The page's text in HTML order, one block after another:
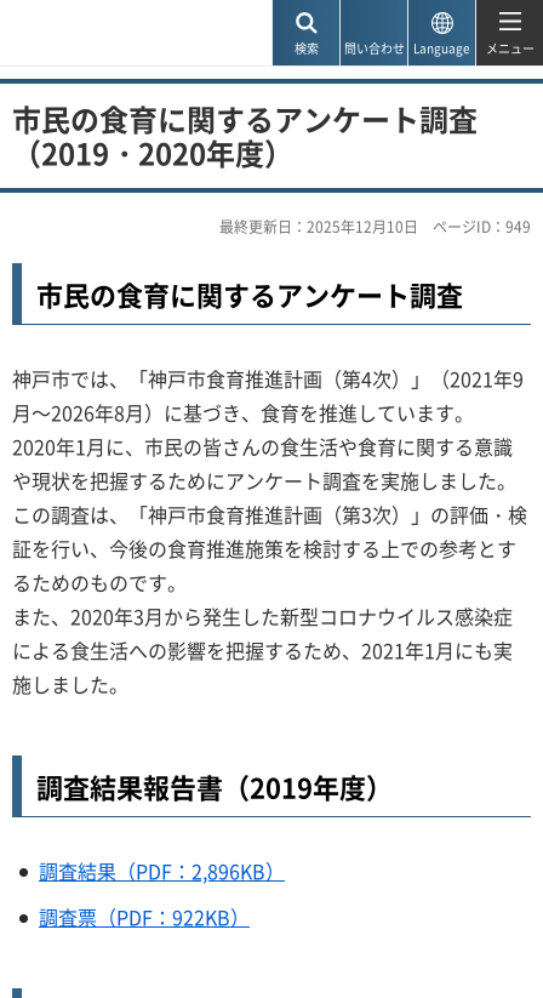
検索 問い合わせ Language メニュー
市民の食育に関するアンケート調査
（2019・2020年度）
最終更新日：2025年12月10日 ページID：949
市民の食育に関するアンケート調査
神戸市では、「神戸市食育推進計画（第4次）」（2021年9
月～2026年8月）に基づき、食育を推進しています。
2020年1月に、市民の皆さんの食生活や食育に関する意識
や現状を把握するためにアンケート調査を実施しました。
この調査は、「神戸市食育推進計画（第3次）」の評価・検
証を行い、今後の食育推進施策を検討する上での参考とす
るためのものです。
また、2020年3月から発生した新型コロナウイルス感染症
による食生活への影響を把握するため、2021年1月にも実
施しました。
調査結果報告書（2019年度）
調査結果（PDF：2,896KB）
調査票（PDF：922KB）